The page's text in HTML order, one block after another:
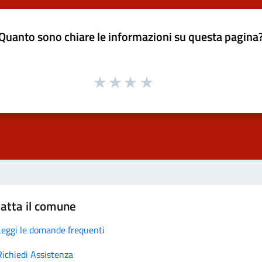
sono chiare le informazioni su questa
il comune
le domande frequenti
Assistenza